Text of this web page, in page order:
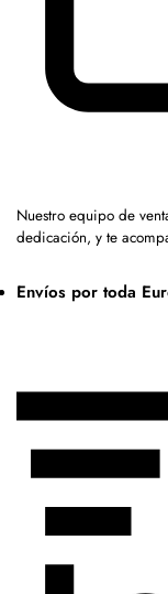
Nuestro equipo de
dedicación, y te
Envíos por toda